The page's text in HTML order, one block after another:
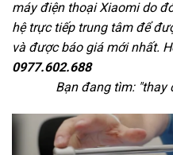
máy điện thoại Xiaomi do
hệ trực tiếp trung tâm để
và được báo giá mới nhất.
0977.602.688
Bạn đang tìm: "thay